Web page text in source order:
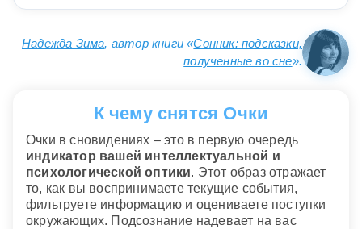
Надежда Зима, автор книги «Сонник: подсказки,
полученные во сне».
К чему снятся Очки
Очки в сновидениях – это в первую очередь
индикатор вашей интеллектуальной и
психологической оптики. Этот образ отражает
то, как вы воспринимаете текущие события,
фильтруете информацию и оцениваете поступки
окружающих. Подсознание надевает на вас